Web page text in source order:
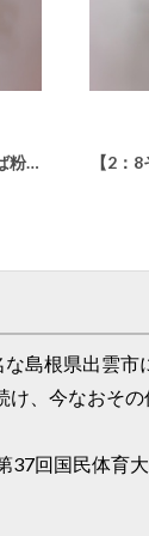
【100％そば粉】手打用そば粉・打粉セット
島根県出雲
、今なおその
37回国民体育